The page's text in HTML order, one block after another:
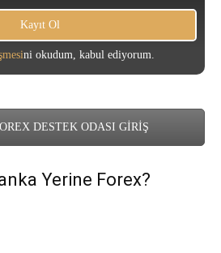
ni okudum, kabul ediyorum.
DESTEK ODASI GİRİŞ
Yerine Forex?